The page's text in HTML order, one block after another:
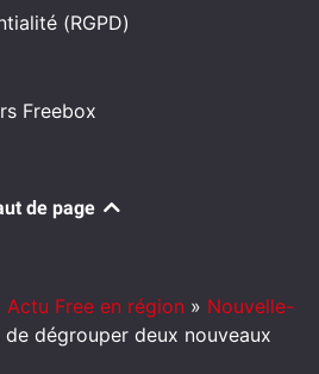
(RGPD)
Freebox
de page
Actu Free en région » Nouvelle-
de dégrouper deux nouveaux